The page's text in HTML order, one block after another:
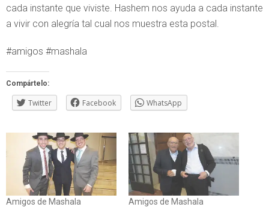
cada instante que viviste. Hashem nos ayuda a cada instante
a vivir con alegría tal cual nos muestra esta postal.
#amigos #mashala
Compártelo:
Twitter Facebook WhatsApp
Amigos de Mashala Amigos de Mashala